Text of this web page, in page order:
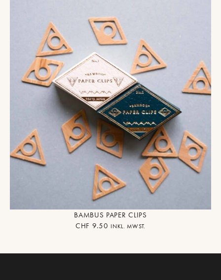
BAMBUS PAPER CLIPS
CHF 9.50 INKL. MWST.